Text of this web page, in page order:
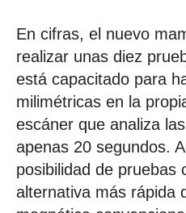
En cifras, el nuevo
realizar unas diez
está capacitado para
milimétricas en la
escáner que analiza
apenas 20 segundos.
posibilidad de pruebas
alternativa más rápida